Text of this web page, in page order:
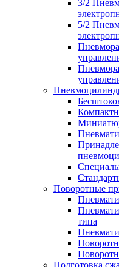
3/2
5/2
Поворотные
типа
Подготовка